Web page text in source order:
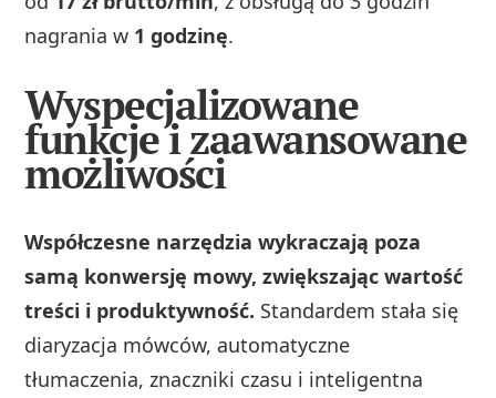
nagrania w 1 godzinę.
Wyspecjalizowane
funkcje i zaawansowane
możliwości
Współczesne narzędzia wykraczają poza
samą konwersję mowy, zwiększając wartość
treści i produktywność. Standardem stała się
diaryzacja mówców, automatyczne
tłumaczenia, znaczniki czasu i inteligentna